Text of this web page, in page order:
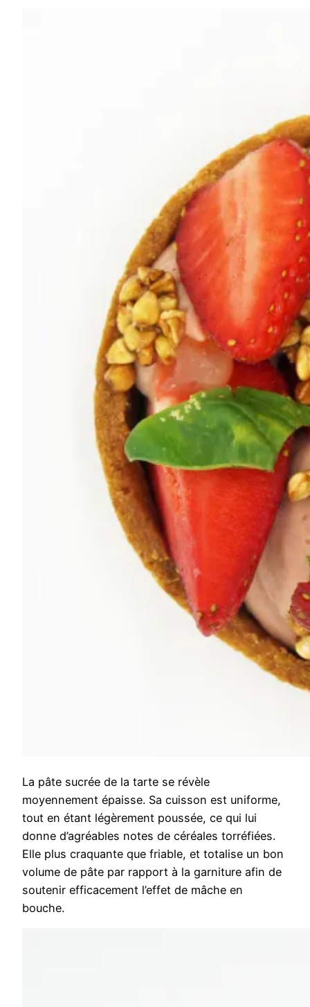
La pâte sucrée de la tarte se révèle
moyennement épaisse. Sa cuisson est uniforme,
tout en étant légèrement poussée, ce qui lui
donne d’agréables notes de céréales torréfiées.
Elle plus craquante que friable, et totalise un bon
volume de pâte par rapport à la garniture afin de
soutenir efficacement l’effet de mâche en
bouche.